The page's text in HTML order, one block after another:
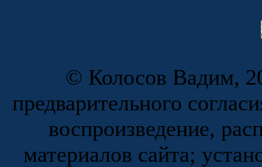
© Колосов Вадим,
предварительного
воспроизведение,
материалов сайта;